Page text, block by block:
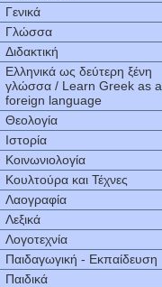
Γενικά
Γλώσσα
Διδακτική
Ελληνικά ως δεύτερη ξένη
γλώσσα / Learn Greek as a
foreign language
Θεολογία
Ιστορία
Κοινωνιολογία
Κουλτούρα και Τέχνες
Λαογραφία
Λεξικά
Λογοτεχνία
Παιδαγωγική - Εκπαίδευση
Παιδικά